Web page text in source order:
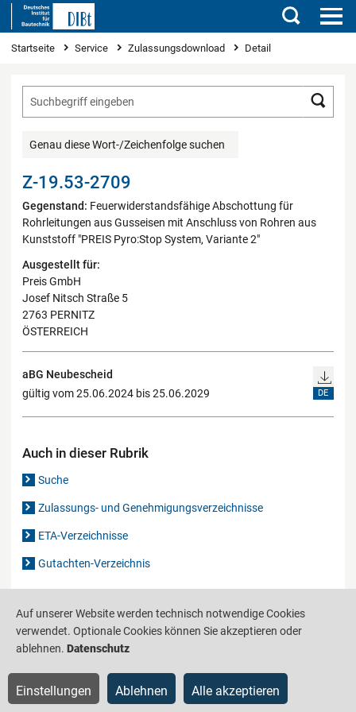
Suchen
Sie sind hier
Startseite Service Zulassungsdownload Detail
Genau diese Wort-/Zeichenfolge suchen
Z-19.53-2709
Gegenstand: Feuerwiderstandsfähige Abschottung für
Rohrleitungen aus Gusseisen mit Anschluss von Rohren aus
Kunststoff "PREIS Pyro:Stop System, Variante 2"
Ausgestellt für:
Preis GmbH
Josef Nitsch Straße 5
2763 PERNITZ
ÖSTERREICH
aBG Neubescheid
gültig vom 25.06.2024 bis 25.06.2029
DE
Auch in dieser Rubrik
Suche
Zulassungs- und Genehmigungsverzeichnisse
ETA-Verzeichnisse
Gutachten-Verzeichnis
Produktinformationsstelle für das Bauwesen IS-ARGEBAU
Barrierefreiheit Datenschutz
Auf unserer Website werden technisch notwendige Cookies
verwendet. Optionale Cookies können Sie akzeptieren oder
ablehnen. Datenschutz
Einstellungen Ablehnen Alle akzeptieren